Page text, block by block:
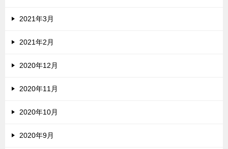
2021年3月
2021年2月
2020年12月
2020年11月
2020年10月
2020年9月